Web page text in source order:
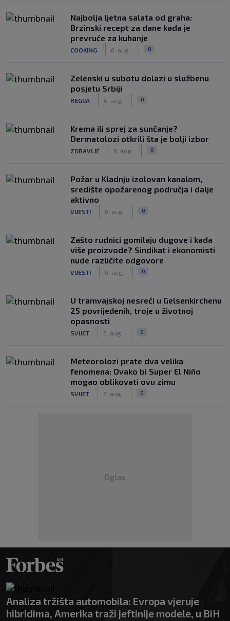
Najbolja ljetna salata od graha:
Brzinski recept za dane kada je
prevruće za kuhanje
COOKING 6. aug. 0
Zelenski u subotu dolazi u službenu
posjetu Srbiji
REGIJA 6. aug. 0
Krema ili sprej za sunčanje?
Dermatolozi otkrili šta je bolji izbor
ZDRAVLJE 6. aug. 0
Požar u Kladnju izolovan kanalom,
središte opožarenog područja i dalje
aktivno
VIJESTI 6. aug. 0
Zašto rudnici gomilaju dugove i kada
više proizvode? Sindikat i ekonomisti
nude različite odgovore
VIJESTI 6. aug. 0
U tramvajskoj nesreći u Gelsenkirchenu
25 povrijeđenih, troje u životnoj
opasnosti
SVIJET 6. aug. 0
Meteorolozi prate dva velika
fenomena: Ovako bi Super El Niño
mogao oblikovati ovu zimu
SVIJET 6. aug. 0
Oglas
Analiza tržišta automobila: Evropa vjeruje
hibridima, Amerika traži jeftinije modele, u BiH